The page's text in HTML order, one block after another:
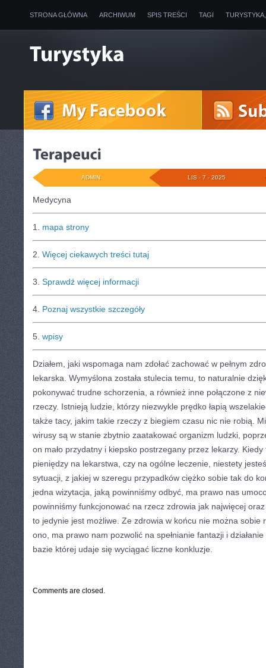
STRONA GŁÓWNA ARCHIWUM SPIS TREŚCI TAGI
LIS - 7 - 2025
ADMIN
Medycyna
1. mapa strony
2. Więcej ciekawych treści tutaj
3. Sprawdź więcej informacji
4. Poznaj wszystkie szczegóły
5. wpisy
Działem, jaki wspomaga nam zdołać zachować w pełnym
lekarska. Wymyślona została stulecia temu, to naturalnie
pokonywać trudne schorzenia, a również inne połączone z
rzeczy. Istnieją ludzie, którzy niezwykle prędko łapią
także tacy, jakim takie rzeczy z biegiem czasu nic nie robią.
wirusy są w stanie zbytnio zaatakować organizm ludzki,
on mało przydatny i kiepsko postrzegany przez lekarzy. Kiedy
pieniędzy na lekarstwa, czy na ogólne leczenie, niestety
sytuacji, z jakiej w szeregu przypadków ciężko sobie tak do
jedna wizytacja, jaką powinniśmy odbyć, ma prawo nas
powinniśmy funkcjonować na rzecz zdrowia jak najwięcej
to jedynie jest możliwe. Ze zdrowia w końcu nie można sobie
ono, ma prawo nam pozwolić na spełnianie fantazji i
bazie której udaje się wyciągać liczne konkluzje.
Comments are closed.